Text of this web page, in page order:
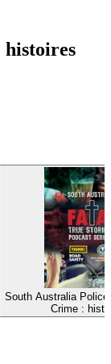
histoires
South Australia
Crime :